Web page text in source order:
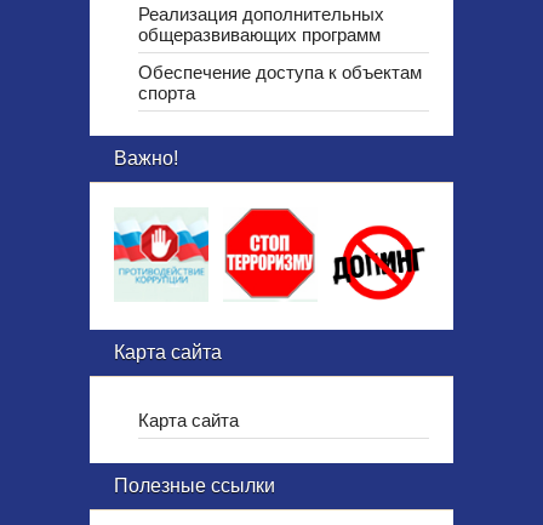
Реализация дополнительных
общеразвивающих программ
Обеспечение доступа к объектам
спорта
Важно!
Карта сайта
Карта сайта
Полезные ссылки